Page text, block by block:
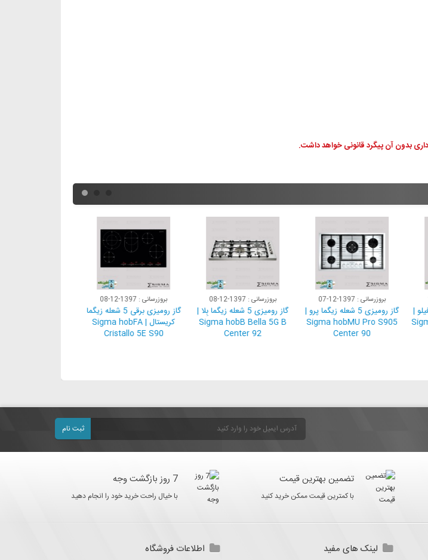
بدون آن پیگرد قانونی خواهد داشت.
بروزرسانی : 1397-12-08
گاز رومیزی برقی 5 شعله زیگما
کریستال | Sigma hobFA
Cristallo 5E S90
بروزرسانی : 1397-12-08
گاز رومیزی 5 شعله زیگما بِلا |
Sigma hobB Bella 5G B
Center 92
بروزرسانی : 1397-12-07
گاز رومیزی 5 شعله زیگما پرو |
Sigma hobMU Pro S905
Center 90
فیلو |
ثبت نام
تضمین بهترین قیمت
با کمترین قیمت ممکن خرید کنید
7 روز بازگشت وجه
با خیال راحت خرید خود را انجام دهید
لینک های مفید اطلاعات فروشگاه